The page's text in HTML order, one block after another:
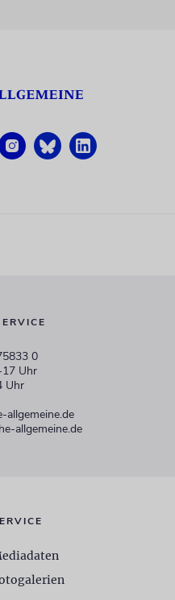
0
Uhr
Uhr
allgemeine.de
allgemeine.de